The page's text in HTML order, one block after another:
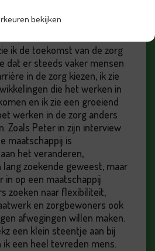
bekijken
de eindstreep niet halen en
ik de toekomst van de zorg
dat er steeds vaker mensen
in de zorg kiezen, ik zie
die het werken in
en ik zie een groeiend
werken in de zorg anders
Zoals Peter in zijn interview
maatschappij is
het veranderen,
zoekende geweest, maar
in op een maatschappij
zoeken naar flexibiliteit,
en zorgbewoners ook
afwegingen willen maken.
een klein steentje aan bij
een heel tevreden mens.